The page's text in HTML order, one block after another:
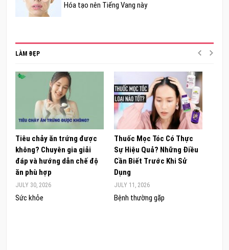
Hóa tạo nên Tiếng Vang này
LÀM ĐẸP
Tiêu chảy ăn trứng được
không? Chuyên gia giải
đáp và hướng dẫn chế độ
ăn phù hợp
JULY 30, 2026
Sức khỏe
Thuốc Mọc Tóc Có Thực
Sự Hiệu Quả? Những Điều
Cần Biết Trước Khi Sử
Dụng
JULY 11, 2026
Bệnh thường gặp